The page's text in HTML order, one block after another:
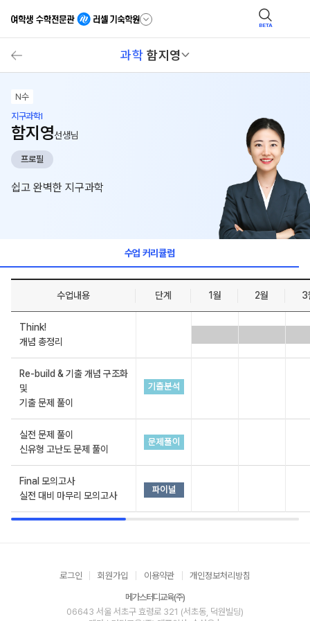
BETA
과학 함지영
N수
지구과학I
함지영선생님
프로필
쉽고 완벽한 지구과학
수업 커리큘럼
수업내용 단계 1월 2월 3
Think!
개념 총정리
Re-build & 기출 개념 구조화
및
기출 문제 풀이
실전 문제 풀이
신유형 고난도 문제 풀이
Final 모의고사
실전 대비 마무리 모의고사
로그인 회원가입 이용약관 개인정보처리방침
메가스터디교육(주)
06643 서울 서초구 효령로 321 (서초동, 덕원빌딩)